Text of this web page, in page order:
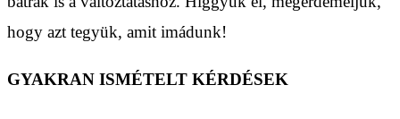
hogy azt tegyük, amit imádunk!
GYAKRAN ISMÉTELT KÉRDÉSEK